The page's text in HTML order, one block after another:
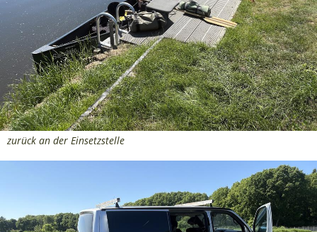
zurück an der Einsetzstelle